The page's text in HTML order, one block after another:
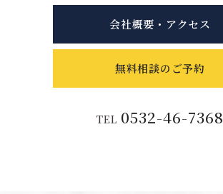
会社概要・アクセス
無料相談のご予約
TEL 0532-46-7368